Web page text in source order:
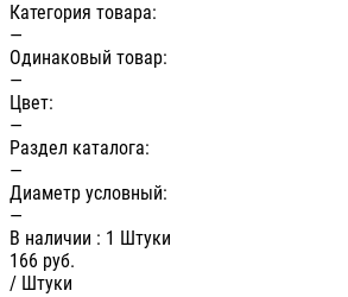
Категория товара:
—
Одинаковый товар:
—
Цвет:
—
Раздел каталога:
—
Диаметр условный:
—
В наличии : 1 Штуки
166 руб.
/ Штуки